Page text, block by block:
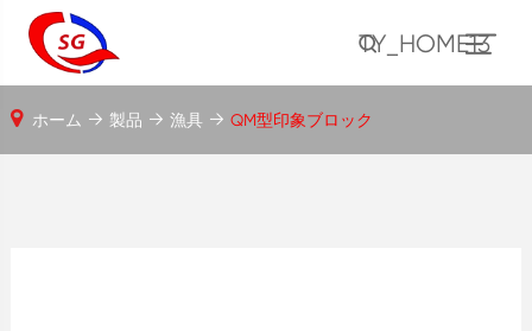
TY_HOME13
ホーム 製品 漁具 QM型印象ブロック